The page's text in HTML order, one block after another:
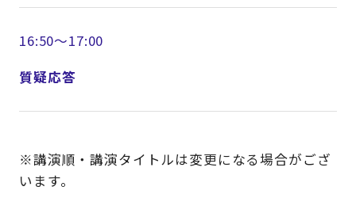
16:50～17:00
質疑応答
※講演順・講演タイトルは変更になる場合がござ
います。